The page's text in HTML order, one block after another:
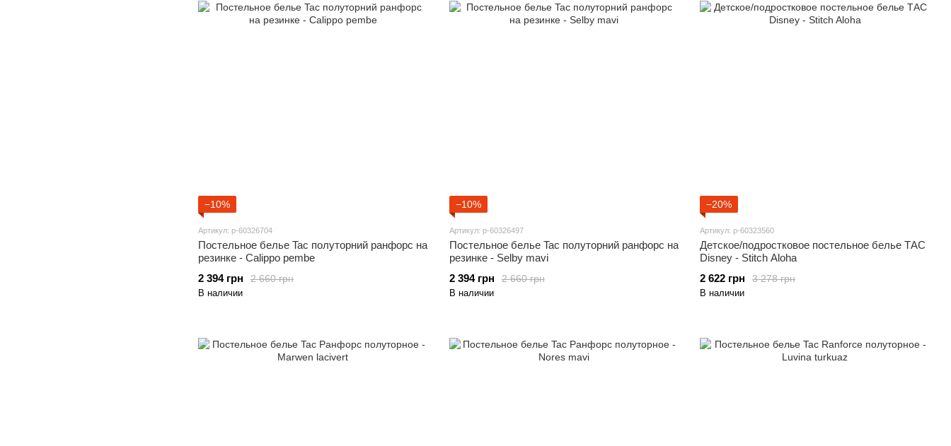
−10%
Артикул: р-60326704
Постельное белье Tac полуторний ранфорс на
резинке - Calippo pembe
2 660 грн
2 394 грн
В наличии
−10%
Артикул: p-60326497
Постельное белье Tac полуторний ранфорс на
резинке - Selby mavi
2 660 грн
2 394 грн
В наличии
−20%
Артикул: p-60323560
Детское/подростковое постельное белье ТАС
Disney - Stitch Aloha
3 278 грн
2 622 грн
В наличии